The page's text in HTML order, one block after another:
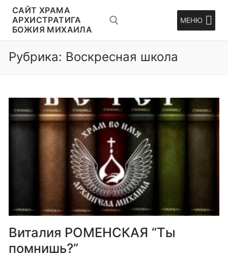
Перейти
содержимому
CАЙТ ХРАМА
АРХИСТРАТИГА
БОЖИЯ МИХАИЛА
Искать:
МЕНЮ
Рубрика: Воскресная школа
Виталия РОМЕНСКАЯ “Ты
помнишь?”